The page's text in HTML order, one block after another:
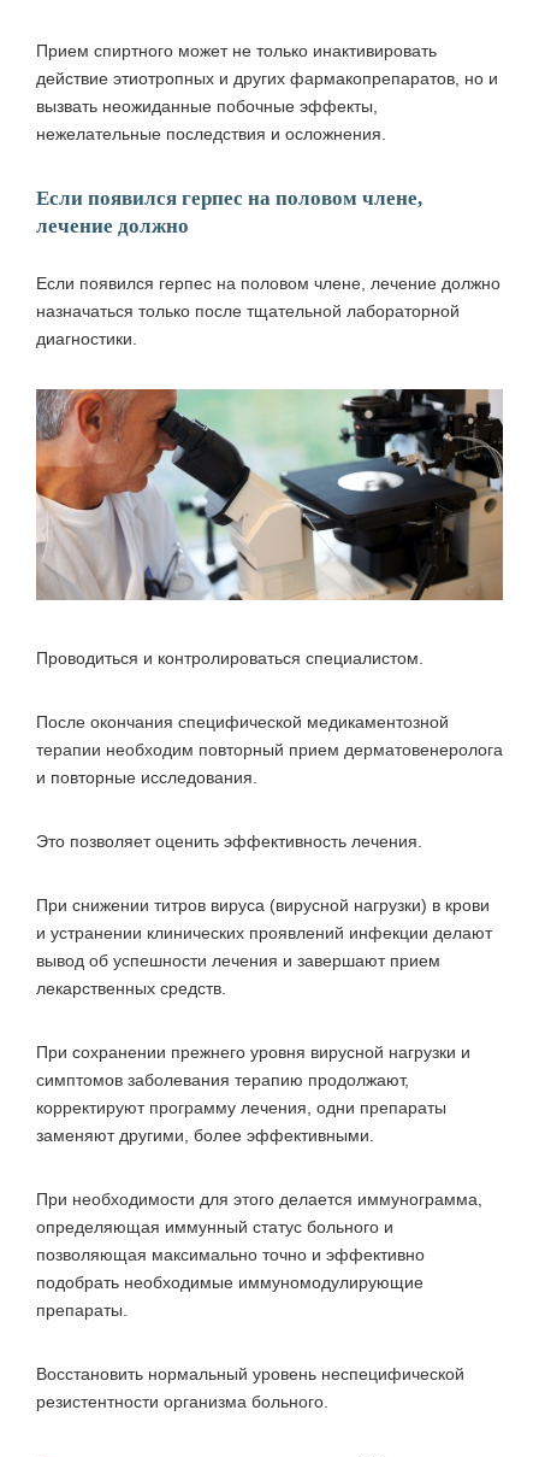
Прием спиртного может не только инактивировать
действие этиотропных и других фармакопрепаратов, но и
вызвать неожиданные побочные эффекты,
нежелательные последствия и осложнения.
Если появился герпес на половом члене,
лечение должно
Если появился герпес на половом члене, лечение должно
назначаться только после тщательной лабораторной
диагностики.
Проводиться и контролироваться специалистом.
После окончания специфической медикаментозной
терапии необходим повторный прием дерматовенеролога
и повторные исследования.
Это позволяет оценить эффективность лечения.
При снижении титров вируса (вирусной нагрузки) в крови
и устранении клинических проявлений инфекции делают
вывод об успешности лечения и завершают прием
лекарственных средств.
При сохранении прежнего уровня вирусной нагрузки и
симптомов заболевания терапию продолжают,
корректируют программу лечения, одни препараты
заменяют другими, более эффективными.
При необходимости для этого делается иммунограмма,
определяющая иммунный статус больного и
позволяющая максимально точно и эффективно
подобрать необходимые иммуномодулирующие
препараты.
Восстановить нормальный уровень неспецифической
резистентности организма больного.